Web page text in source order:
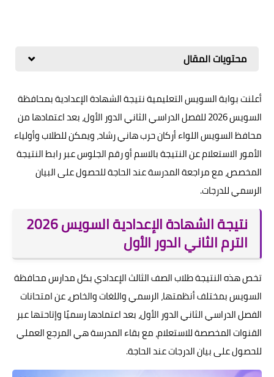
محتويات المقال
أعلنت بوابة السويس التعليمية نتيجة الشهادة الإعدادية بمحافظة
السويس 2026 للفصل الدراسي الثاني الدور الأول، بعد اعتمادها من
محافظ السويس اللواء أركان حرب هاني رشاد، ويمكن للطلاب وأولياء
الأمور الاستعلام عن النتيجة بالاسم أو رقم الجلوس عبر رابط النتيجة
المخصص، مع مراجعة المدرسة عند الحاجة للحصول على البيان
الرسمي للدرجات.
نتيجة الشهادة الإعدادية السويس 2026
الترم الثاني الدور الأول
تخص هذه النتيجة طلاب الصف الثالث الإعدادي بكل مدارس محافظة
السويس بمختلف أنظمتها، الرسمي واللغات والخاص، عن امتحانات
الفصل الدراسي الثاني الدور الأول، بعد اعتمادها رسميًا وإتاحتها عبر
القنوات المخصصة للاستعلام، مع بقاء المدرسة هي المرجع العملي
للحصول على بيان الدرجات عند الحاجة.